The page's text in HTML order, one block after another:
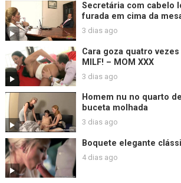
Secretária com cabelo
furada em cima da
3 dias ago
Cara goza quatro
MILF! – MOM XXX
3 dias ago
Homem nu no quarto
buceta molhada
3 dias ago
Boquete elegante
4 dias ago